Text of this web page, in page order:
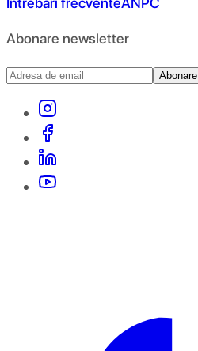
Abonare newsletter
Abonare